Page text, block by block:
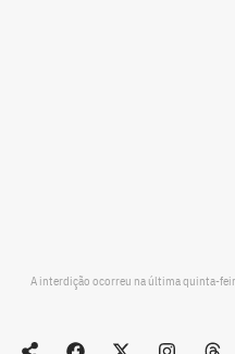
A interdição ocorreu na última quinta-